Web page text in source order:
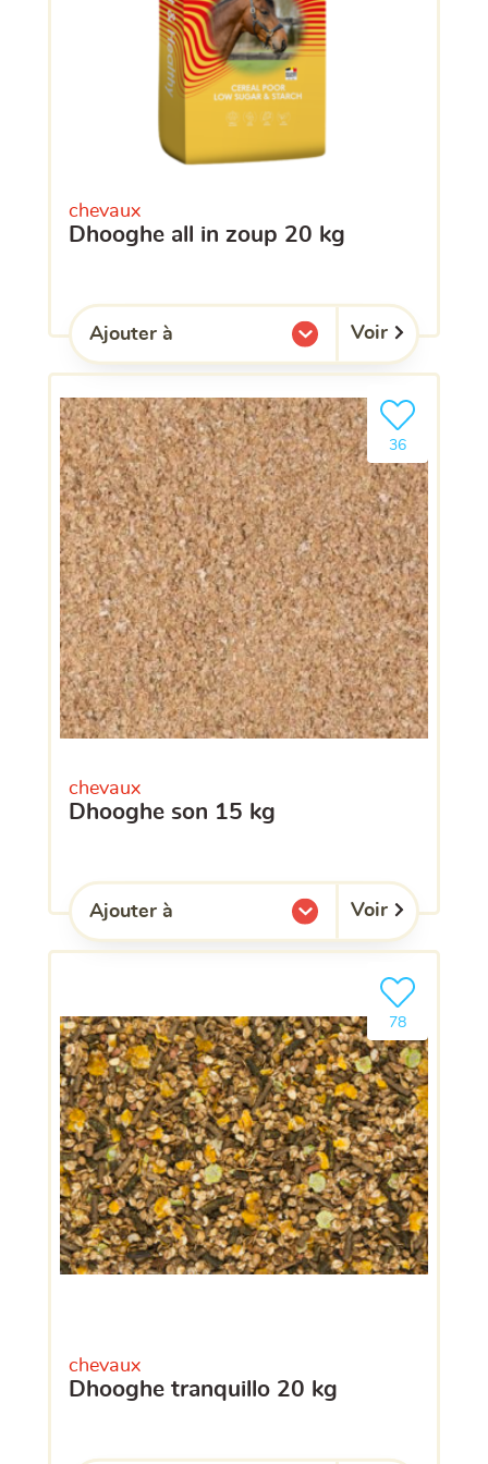
chevaux
dhooghe all in zoup 20 kg
Ajouter à
l'une de mes listes. Voir
chevaux
dhooghe son 15 kg
36
Ajouter le
clients ont
Ajouter à
l'une de mes listes. Voir
chevaux
dhooghe tranquillo 20 kg
78
Ajouter le
clients ont